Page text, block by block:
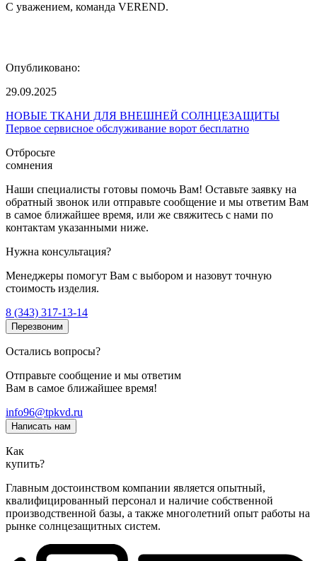
С уважением, команда VEREND.
Опубликовано:
29.09.2025
НОВЫЕ ТКАНИ ДЛЯ ВНЕШНЕЙ СОЛНЦЕЗАЩИТЫ
Первое сервисное обслуживание ворот бесплатно
Отбросьте
сомнения
Наши специалисты готовы помочь Вам! Оставьте заявку на
обратный звонок или отправьте сообщение и мы ответим Вам
в самое ближайшее время, или же свяжитесь с нами по
контактам указанными ниже.
Нужна консультация?
Менеджеры помогут Вам с выбором и назовут точную
стоимость изделия.
8 (343) 317-13-14
Перезвоним
Остались вопросы?
Отправьте сообщение и мы ответим
Вам в самое ближайшее время!
info96@tpkvd.ru
Написать нам
Как
купить?
Главным достоинством компании является опытный,
квалифицированный персонал и наличие собственной
производственной базы, а также многолетний опыт работы на
рынке солнцезащитных систем.